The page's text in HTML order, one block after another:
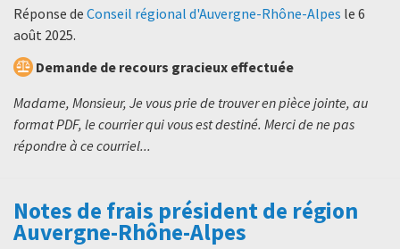
Réponse de Conseil régional d'Auvergne-Rhône-Alpes le 6
août 2025.
Demande de recours gracieux effectuée
Madame, Monsieur, Je vous prie de trouver en pièce jointe, au
format PDF, le courrier qui vous est destiné. Merci de ne pas
répondre à ce courriel...
Notes de frais président de région
Auvergne-Rhône-Alpes